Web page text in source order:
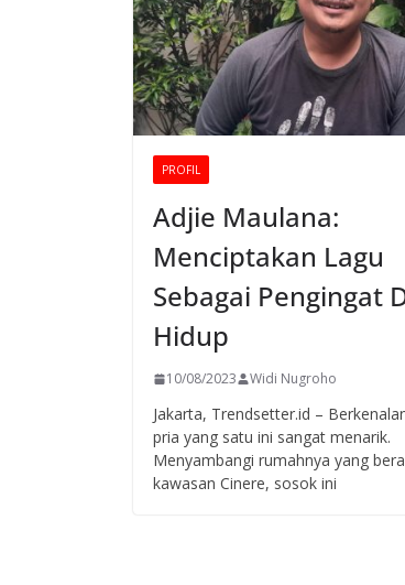
PROFIL
Adjie Maulana:
Menciptakan Lagu
Sebagai Pengingat
Hidup
10/08/2023 Widi Nugroho
Jakarta, Trendsetter.id –
pria yang satu ini sangat menarik.
Menyambangi rumahnya yang
kawasan Cinere, sosok ini